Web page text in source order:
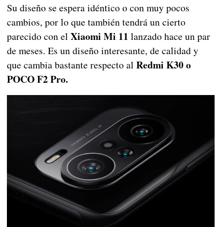
Su diseño se espera idéntico o con muy pocos
cambios, por lo que también tendrá un cierto
parecido con el Xiaomi Mi 11 lanzado hace un par
de meses. Es un diseño interesante, de calidad y
que cambia bastante respecto al Redmi K30 o
POCO F2 Pro.